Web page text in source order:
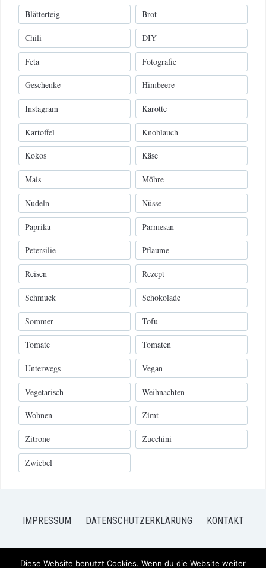
Blätterteig Brot
Chili DIY
Feta Fotografie
Geschenke Himbeere
Instagram Karotte
Kartoffel Knoblauch
Kokos Käse
Mais Möhre
Nudeln Nüsse
Paprika Parmesan
Petersilie Pflaume
Reisen Rezept
Schmuck Schokolade
Sommer Tofu
Tomate Tomaten
Unterwegs Vegan
Vegetarisch Weihnachten
Wohnen Zimt
Zitrone Zucchini
Zwiebel
IMPRESSUM DATENSCHUTZERKLÄRUNG KONTAKT
Diese Website benutzt Cookies. Wenn du die Website weiter